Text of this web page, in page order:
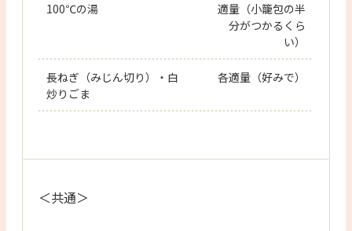
100℃の湯
適量（小籠包の半
分がつかるくら
い）
長ねぎ（みじん切り）・白
炒りごま
各適量（好みで）
＜共通＞